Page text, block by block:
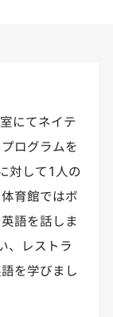
にてネイテ
ログラムを
対して1人の
育館ではボ
語を話しま
、レストラ
を学びまし